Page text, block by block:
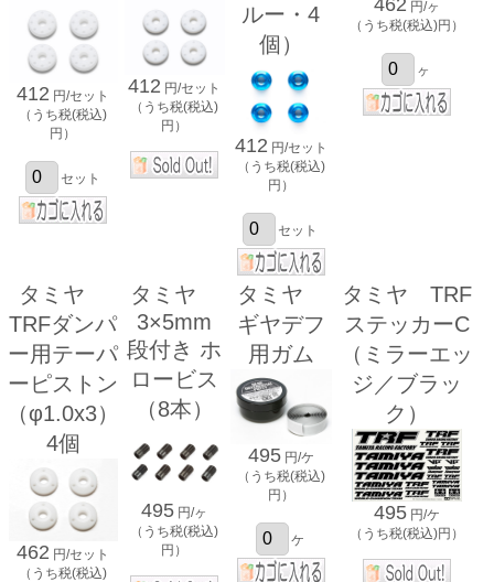
412 円/セット
（うち税(税込)
円）
セット
412 円/セット
（うち税(税込)
円）
ルー・4
個）
412 円/セット
（うち税(税込)
円）
セット
462 円/ヶ
（うち税(税込)円）
ヶ
タミヤ
TRFダンパ
ー用テーパ
ーピストン
（φ1.0x3）
4個
462 円/セット
（うち税(税込)
タミヤ
3×5mm
段付き ホ
ロービス
（8本）
495 円/ヶ
（うち税(税込)
円）
タミヤ
ギヤデフ
用ガム
495 円/ケ
（うち税(税込)
円）
ケ
タミヤ TRF
ステッカーC
（ミラーエッ
ジ／ブラッ
ク）
495 円/ケ
（うち税(税込)円）